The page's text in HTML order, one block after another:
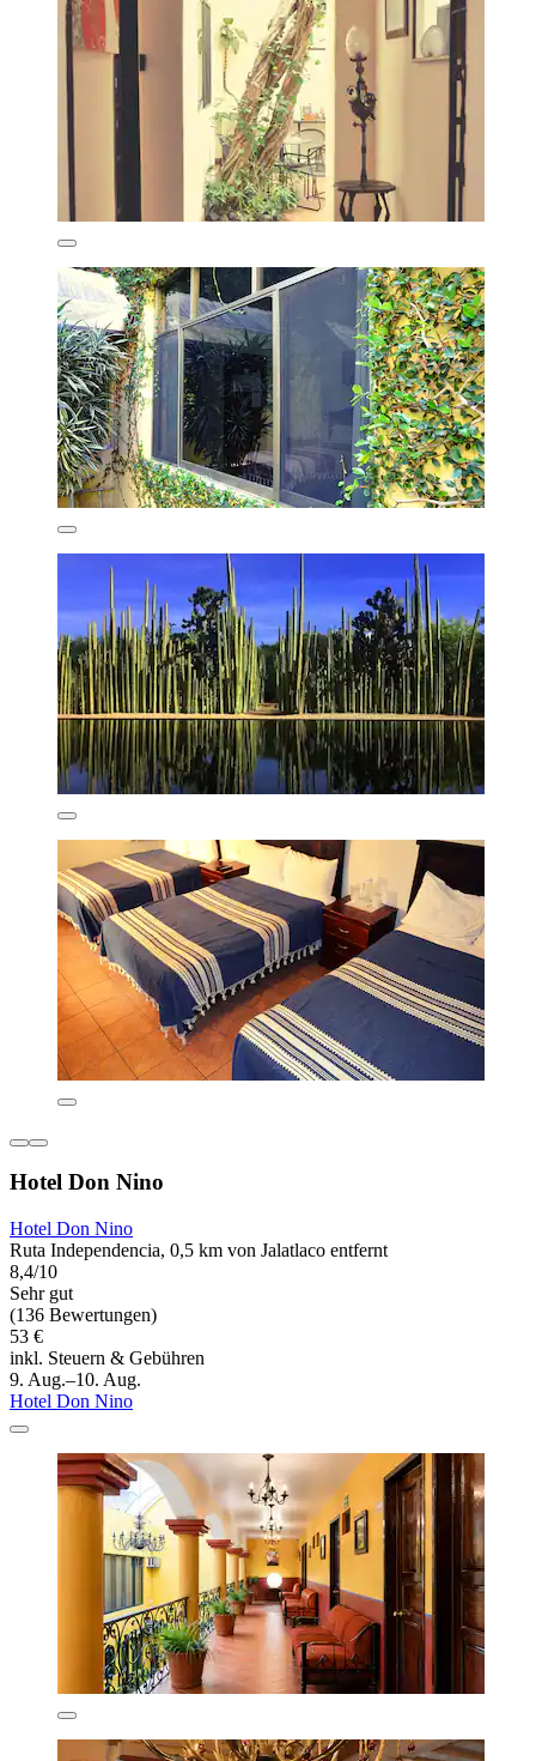
Hotel Don Nino
Hotel Don Nino
Ruta Independencia, 0,5 km von Jalatlaco entfernt
8,4/10
Sehr gut
(136 Bewertungen)
53 €
inkl. Steuern & Gebühren
9. Aug.–10. Aug.
Hotel Don Nino